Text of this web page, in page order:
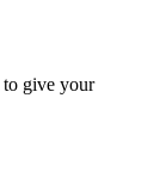
to give your